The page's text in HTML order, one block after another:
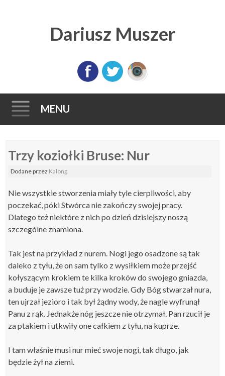
Dariusz Muszer
MENU
to
content
Trzy koziołki Bruse: Nur
Dodaneprzez Kalong
Nie wszystkie stworzenia miały tyle cierpliwości, aby
poczekać, póki Stwórca nie zakończy swojej pracy.
Dlatego też niektóre z nich po dzień dzisiejszy noszą
szczególne znamiona.
Tak jest na przykład z nurem. Nogi jego osadzone są tak
daleko z tyłu, że on sam tylko z wysiłkiem może przejść
kołyszącym krokiem te kilka kroków do swojego gniazda,
a buduje je zawsze tuż przy wodzie. Gdy Bóg stwarzał nura,
ten ujrzał jezioro i tak był żądny wody, że nagle wyfrunął
Panu z rąk. Jednakże nóg jeszcze nie otrzymał. Pan rzucił je
za ptakiem i utkwiły one całkiem z tyłu, na kuprze.
I tam właśnie musi nur mieć swoje nogi, tak długo, jak
będzie żył na ziemi.